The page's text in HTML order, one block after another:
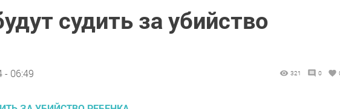
судить за убийство
- 06:49 321 0